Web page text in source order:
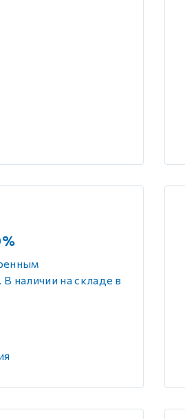
наличии на складе в